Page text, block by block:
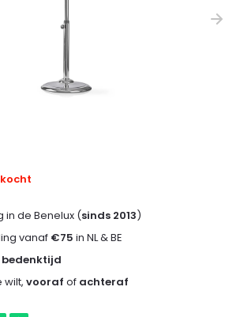
in de Benelux (sinds 2013)
vanaf €75 in NL & BE
bedenktijd
wilt,vooraf of achteraf